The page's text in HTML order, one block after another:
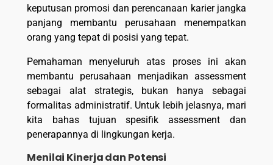
keputusan promosi dan perencanaan karier jangka
panjang membantu perusahaan menempatkan
orang yang tepat di posisi yang tepat.
Pemahaman menyeluruh atas proses ini akan
membantu perusahaan menjadikan assessment
sebagai alat strategis, bukan hanya sebagai
formalitas administratif. Untuk lebih jelasnya, mari
kita bahas tujuan spesifik assessment dan
penerapannya di lingkungan kerja.
Menilai Kinerja dan Potensi